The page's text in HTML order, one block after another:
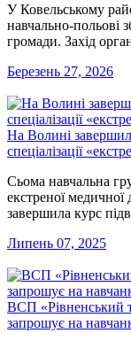
У Ковельському
навчально-польові
громади. Захід
Березень 27, 2026
На Волині
спеціалізації
Сьома навчальна
екстреної
завершила курс
Липень 07, 2025
ВСП «Рівненський
запрошує на